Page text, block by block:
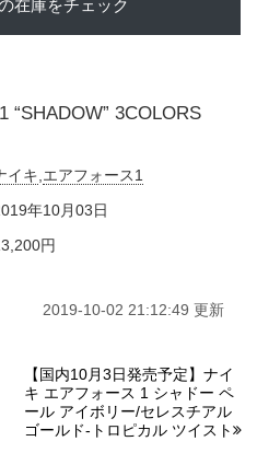
在庫をチェック
“SHADOW” 3COLORS
イキ エアフォース1
年10月03日
円
2019-10-02 21:12:49 更新
【国内10月3日発売予定】ナイ
キ エアフォース 1 シャドー ペ
ール アイボリー/セレスチアル
ゴールド-トロピカル ツイスト